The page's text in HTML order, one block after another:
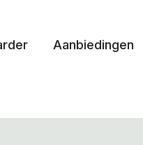
Aanbiedingen